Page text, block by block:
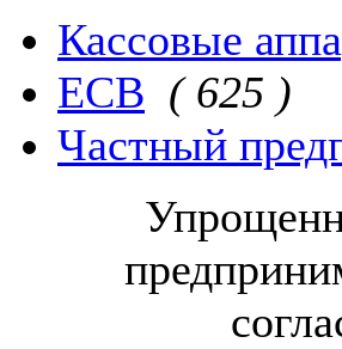
Кассовые
ЕСВ ( 625 )
Частный